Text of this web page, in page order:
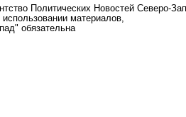
Политических Новостей Северо-
материалов,
обязательна